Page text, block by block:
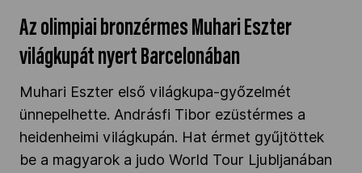
Az olimpiai bronzérmes Muhari Eszter
világkupát nyert Barcelonában
Muhari Eszter első világkupa-győzelmét
ünnepelhette. Andrásfi Tibor ezüstérmes a
heidenheimi világkupán. Hat érmet gyűjtöttek
be a magyarok a judo World Tour Ljubljanában